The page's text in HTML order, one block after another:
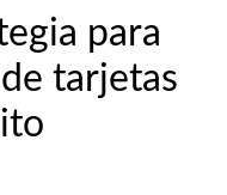
para
tarjetas